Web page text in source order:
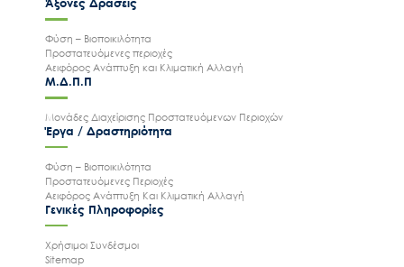
Άξονες Δράσεις
Φύση – Βιοποικιλότητα
Προστατευόμενες περιοχές
Αειφόρος Ανάπτυξη και Κλιματική Αλλαγή
Μ.Δ.Π.Π
Μονάδες Διαχείρισης Προστατευόμενων Περιοχών
Έργα / Δραστηριότητα
Φύση – Βιοποικιλότητα
Προστατευόμενες Περιοχές
Αειφόρος Ανάπτυξη Και Κλιματική Αλλαγή
Γενικές Πληροφορίες
Χρήσιμοι Συνδέσμοι
Sitemap